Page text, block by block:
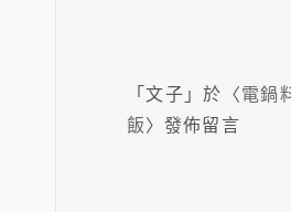
「文子 」於〈電鍋
飯〉發佈留言